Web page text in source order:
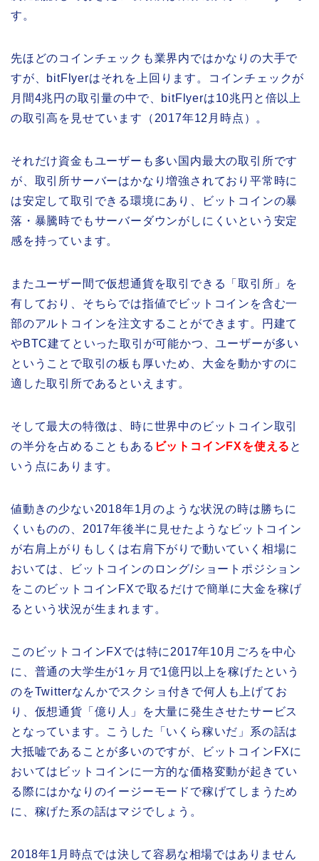
す。
先ほどのコインチェックも業界内ではかなりの大手で
すが、bitFlyerはそれを上回ります。コインチェックが
月間4兆円の取引量の中で、bitFlyerは10兆円と倍以上
の取引高を見せています（2017年12月時点）。
それだけ資金もユーザーも多い国内最大の取引所です
が、取引所サーバーはかなり増強されており平常時に
は安定して取引できる環境にあり、ビットコインの暴
落・暴騰時でもサーバーダウンがしにくいという安定
感を持っています。
またユーザー間で仮想通貨を取引できる「取引所」を
有しており、そちらでは指値でビットコインを含む一
部のアルトコインを注文することができます。円建て
やBTC建てといった取引が可能かつ、ユーザーが多い
ということで取引の板も厚いため、大金を動かすのに
適した取引所であるといえます。
そして最大の特徴は、時に世界中のビットコイン取引
の半分を占めることもある ビットコインFXを使える と
いう点にあります。
値動きの少ない2018年1月のような状況の時は勝ちに
くいものの、2017年後半に見せたようなビットコイン
が右肩上がりもしくは右肩下がりで動いていく相場に
おいては、ビットコインのロング/ショートポジション
をこのビットコインFXで取るだけで簡単に大金を稼げ
るという状況が生まれます。
このビットコインFXでは特に2017年10月ごろを中心
に、普通の大学生が1ヶ月で1億円以上を稼げたという
のをTwitterなんかでスクショ付きで何人も上げてお
り、仮想通貨「億り人」を大量に発生させたサービス
となっています。こうした「いくら稼いだ」系の話は
大抵嘘であることが多いのですが、ビットコインFXに
おいてはビットコインに一方的な価格変動が起きてい
る際にはかなりのイージーモードで稼げてしまうため
に、稼げた系の話はマジでしょう。
2018年1月時点では決して容易な相場ではありません